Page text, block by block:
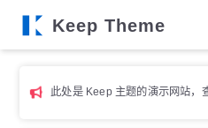
Keep Theme
此处是 Keep 主题的演示网站，